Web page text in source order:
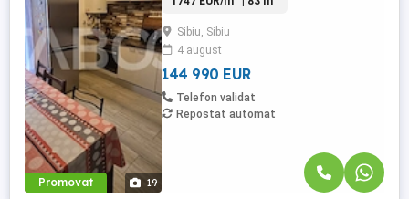
Promovat 19
Parcare extra pentru vizitatori • Locatie
ferita de aglomeratie TABOO Imobiliare ...
Sibiu, Sibiu
4 august
144 990 EUR
Telefon validat
Repostat automat